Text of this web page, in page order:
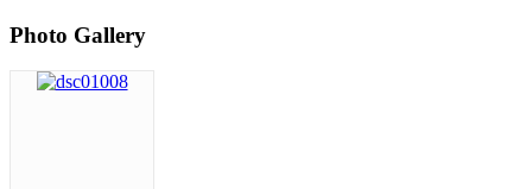
Photo Gallery